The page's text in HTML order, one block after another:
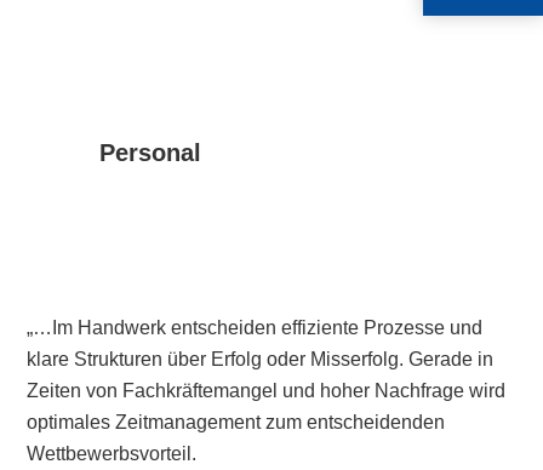
Personal
„…Im Handwerk entscheiden effiziente Prozesse und
klare Strukturen über Erfolg oder Misserfolg. Gerade in
Zeiten von Fachkräftemangel und hoher Nachfrage wird
optimales Zeitmanagement zum entscheidenden
Wettbewerbsvorteil.